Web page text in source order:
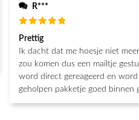
R***
Waardering
5 uit 5
Prettig
Ik dacht dat me hoesje niet
zou komen dus een mailtje
word direct gereageerd en
geholpen pakketje goed binnen